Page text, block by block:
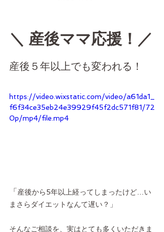
＼ 産後ママ応援！／
産後５年以上でも変われる！
https://video.wixstatic.com/video/a61da1_
f6f34ce35eb24e39929f45f2dc571f81/72
0p/mp4/file.mp4
「産後から5年以上経ってしまったけど…い
まさらダイエットなんて遅い？」
そんなご相談を、実はとても多くいただきま